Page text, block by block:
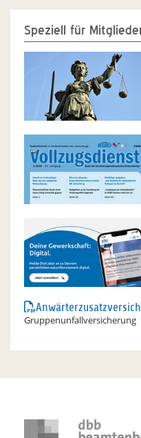
Speziell für
Gruppenunfallversicherung